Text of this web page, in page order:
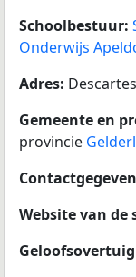
Schoolbestuur:
Onderwijs
Adres:
Gemeente en
provincie
Website van de